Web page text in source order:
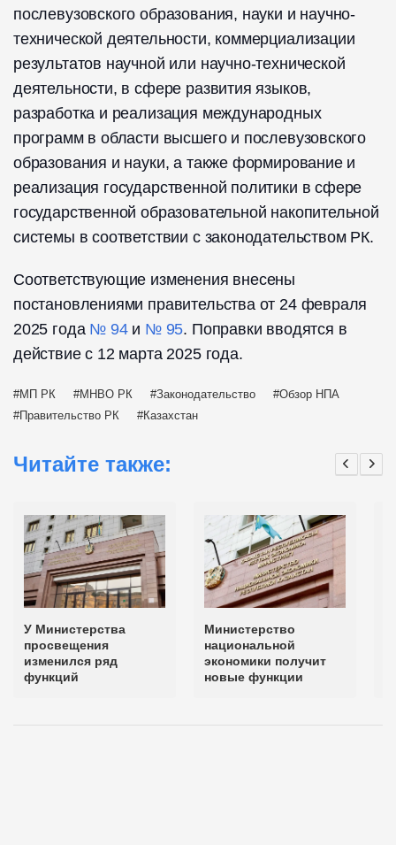
послевузовского образования, науки и научно-
технической деятельности, коммерциализации
результатов научной или научно-технической
деятельности, в сфере развития языков,
разработка и реализация международных
программ в области высшего и послевузовского
образования и науки, а также формирование и
реализация государственной политики в сфере
государственной образовательной накопительной
системы в соответствии с законодательством РК.
Соответствующие изменения внесены
постановлениями правительства от 24 февраля
2025 года № 94и № 95. Поправки вводятся в
действие с 12 марта 2025 года.
МП РК МНВО РК Законодательство
Обзор НПА
Правительство РК
Казахстан
Читайте также:
У Министерства
просвещения
изменился ряд
функций
Министерство
национальной
экономики получит
новые функции